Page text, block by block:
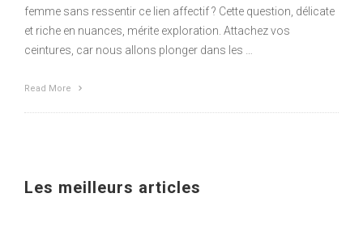
femme sans ressentir ce lien affectif ? Cette question, délicate
et riche en nuances, mérite exploration. Attachez vos
ceintures, car nous allons plonger dans les …
Read More
Les meilleurs articles